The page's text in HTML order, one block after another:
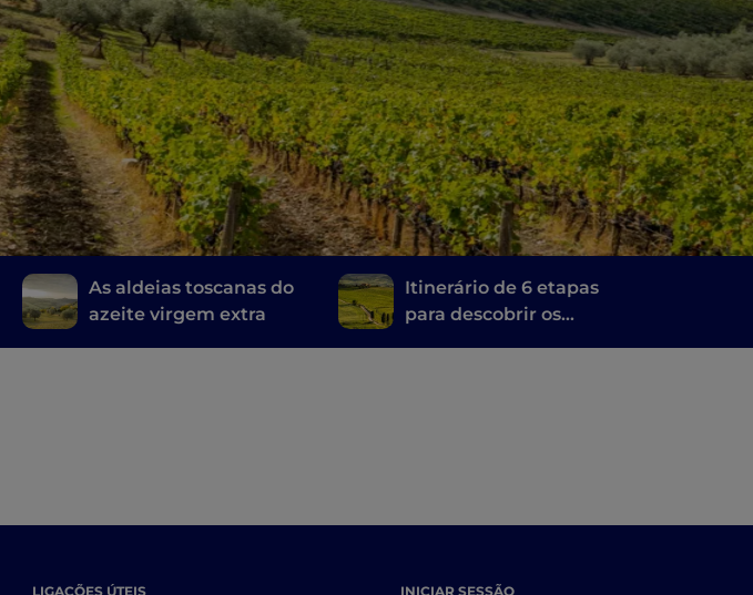
As aldeias toscanas do
azeite virgem extra
Itinerário de 6 etapas
para descobrir os
LIGAÇÕES ÚTEIS INICIAR SESSÃO